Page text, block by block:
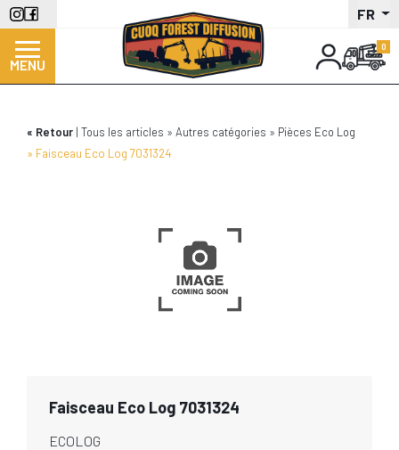
Aller
au
contenu
principal
FR
MENU
Retour Tous les articles Autres catégories
Pièces Eco Log
Faisceau Eco Log 7031324
Faisceau Eco Log 7031324
ECOLOG